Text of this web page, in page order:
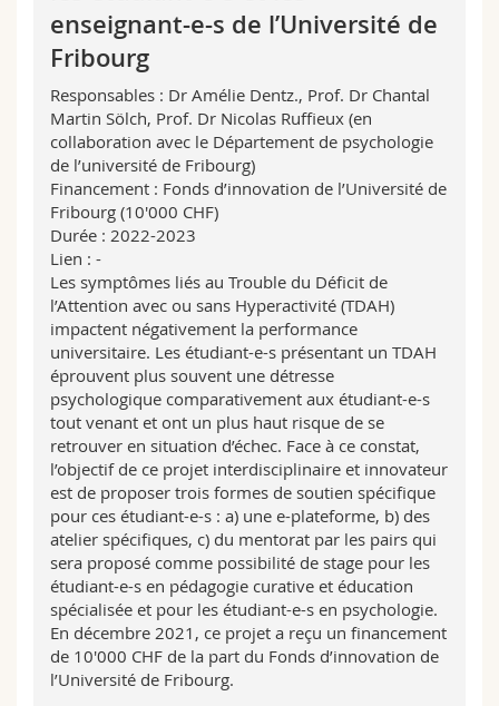
enseignant-e-s de l’Université de
Fribourg
Responsables : Dr Amélie Dentz., Prof. Dr Chantal
Martin Sölch, Prof. Dr Nicolas Ruffieux (en
collaboration avec le Département de psychologie
de l’université de Fribourg)
Financement : Fonds d’innovation de l’Université de
Fribourg (10'000 CHF)
Durée : 2022-2023
Lien : -
Les symptômes liés au Trouble du Déficit de
l’Attention avec ou sans Hyperactivité (TDAH)
impactent négativement la performance
universitaire. Les étudiant-e-s présentant un TDAH
éprouvent plus souvent une détresse
psychologique comparativement aux étudiant-e-s
tout venant et ont un plus haut risque de se
retrouver en situation d’échec. Face à ce constat,
l’objectif de ce projet interdisciplinaire et innovateur
est de proposer trois formes de soutien spécifique
pour ces étudiant-e-s : a) une e-plateforme, b) des
atelier spécifiques, c) du mentorat par les pairs qui
sera proposé comme possibilité de stage pour les
étudiant-e-s en pédagogie curative et éducation
spécialisée et pour les étudiant-e-s en psychologie.
En décembre 2021, ce projet a reçu un financement
de 10'000 CHF de la part du Fonds d’innovation de
l’Université de Fribourg.